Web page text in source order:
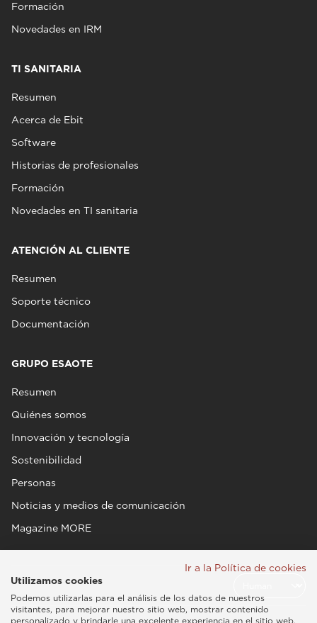
Formación
Novedades en IRM
TI SANITARIA
Resumen
Acerca de Ebit
Software
Historias de profesionales
Formación
Novedades en TI sanitaria
ATENCIÓN AL CLIENTE
Resumen
Soporte técnico
Documentación
GRUPO ESAOTE
Resumen
Quiénes somos
Innovación y tecnología
Sostenibilidad
Personas
Noticias y medios de comunicación
Magazine MORE
Ir a la Política de cookies
Utilizamos cookies
Podemos utilizarlas para el análisis de los datos de nuestros
visitantes, para mejorar nuestro sitio web, mostrar contenido
personalizado y brindarle una excelente experiencia en el sitio web.